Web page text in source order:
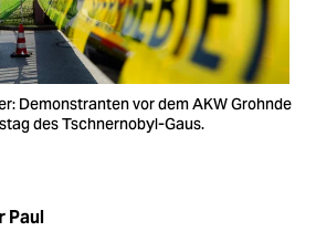
Demonstranten vor dem AKW Grohnde
des Tschnernobyl-Gaus.
Paul